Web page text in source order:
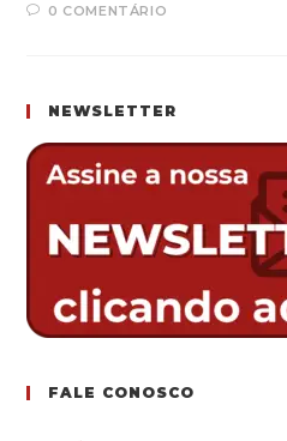
0 COMENTÁRIO
NEWSLETTER
FALE CONOSCO